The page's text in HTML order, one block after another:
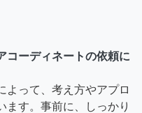
コーディネートの依頼に
よって、考え方やアプロ
ます。事前に、しっかり